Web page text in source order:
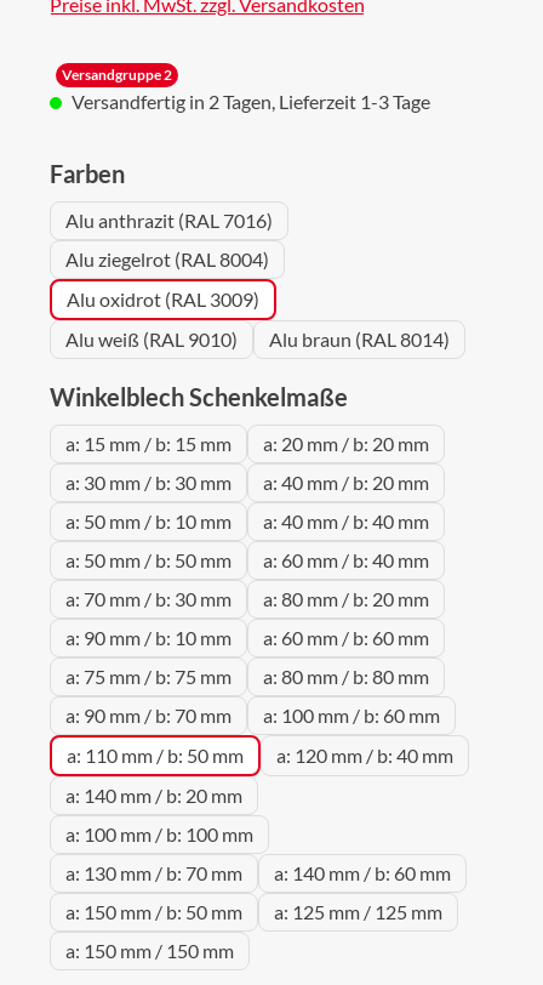
Versandgruppe 2
Versandfertig in 2 Tagen, Lieferzeit 1-3 Tage
Farbenauswählen
Alu anthrazit (RAL 7016)
Alu ziegelrot (RAL 8004)
Alu oxidrot (RAL 3009)
Alu weiß (RAL 9010)
Alu braun (RAL 8014)
Winkelblech Schenkelmaße
a: 15 mm / b: 15 mm
a: 20 mm / b: 20 mm
a: 30 mm / b: 30 mm
a: 40 mm / b: 20 mm
a: 50 mm / b: 10 mm
a: 40 mm / b: 40 mm
a: 50 mm / b: 50 mm
a: 60 mm / b: 40 mm
a: 70 mm / b: 30 mm
a: 80 mm / b: 20 mm
a: 90 mm / b: 10 mm
a: 60 mm / b: 60 mm
a: 75 mm / b: 75 mm
a: 80 mm / b: 80 mm
a: 90 mm / b: 70 mm
a: 100 mm / b: 60 mm
a: 110 mm / b: 50 mm
a: 120 mm / b: 40 mm
a: 140 mm / b: 20 mm
a: 100 mm / b: 100 mm
a: 130 mm / b: 70 mm
a: 140 mm / b: 60 mm
a: 150 mm / b: 50 mm
a: 125 mm / 125 mm
a: 150 mm / 150 mm